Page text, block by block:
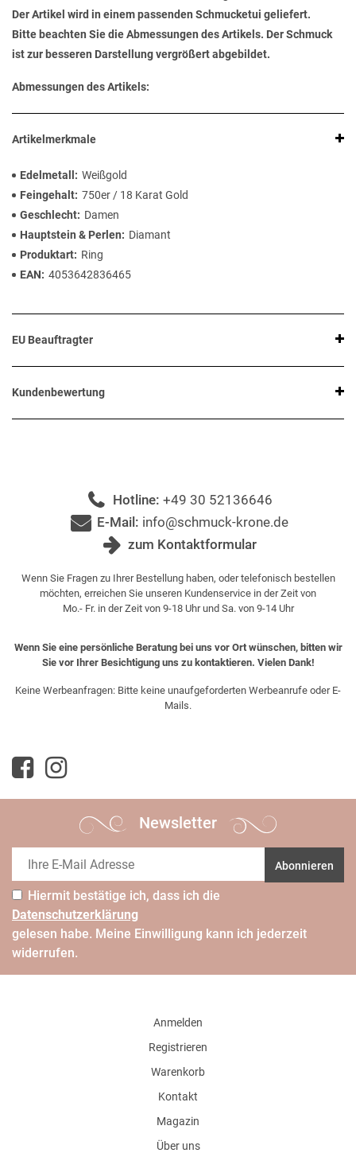
Der Artikel wird in einem passenden Schmucketui geliefert.
Bitte beachten Sie die Abmessungen des Artikels. Der Schmuck
ist zur besseren Darstellung vergrößert abgebildet.
Abmessungen des Artikels:
Artikelmerkmale
Edelmetall
Weißgold
Feingehalt 750er / 18 Karat Gold
Geschlecht
Damen
Hauptstein & Perlen
Diamant
Produktart
Ring
EAN
4053642836465
EU Beauftragter
Kundenbewertung
Hotline: +49 30 52136646
E-Mail: info@schmuck-krone.de
zum Kontaktformular
Wenn Sie Fragen zu Ihrer Bestellung haben, oder telefonisch bestellen
möchten, erreichen Sie unseren Kundenservice in der Zeit von
Mo.- Fr. in der Zeit von 9-18 Uhr und Sa. von 9-14 Uhr
Wenn Sie eine persönliche Beratung bei uns vor Ort wünschen, bitten wir
Sie vor Ihrer Besichtigung uns zu kontaktieren. Vielen Dank!
Keine Werbeanfragen: Bitte keine unaufgeforderten Werbeanrufe oder E-
Mails.
Newsletter
Abonnieren
Hiermit bestätige ich, dass ich die
Daten­schutz­erklärung
gelesen habe. Meine Einwilligung kann ich jederzeit
widerrufen.
Anmelden
Registrieren
Warenkorb
Kontakt
Magazin
Über uns